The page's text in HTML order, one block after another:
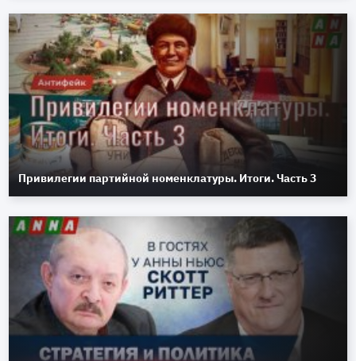
Привилегии партийной номенклатуры. Итоги. Часть 3